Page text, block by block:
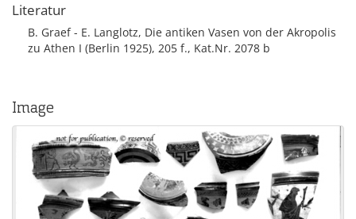
Literatur
B. Graef - E. Langlotz, Die antiken Vasen von der Akropolis
zu Athen I (Berlin 1925), 205 f., Kat.Nr. 2078 b
Image